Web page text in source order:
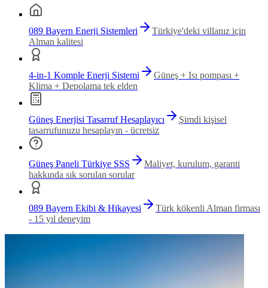
089 Bayern Enerji Sistemleri
Türkiye'deki villanız için
Alman kalitesi
4-in-1 Komple Enerji Sistemi
Güneş + Isı pompası +
Klima + Depolama tek elden
Güneş Enerjisi Tasarruf Hesaplayıcı
Şimdi kişisel
tasarrufunuzu hesaplayın - ücretsiz
Güneş Paneli Türkiye SSS
Maliyet, kurulum, garanti
hakkında sık sorulan sorular
089 Bayern Ekibi & Hikayesi
Türk kökenli Alman firması
- 15 yıl deneyim